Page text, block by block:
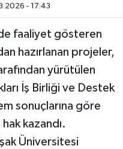
- 17:43
faaliyet gösteren
hazırlanan projeler,
yürütülen
İş Birliği ve Destek
sonuçlarına göre
kazandı.
Üniversitesi